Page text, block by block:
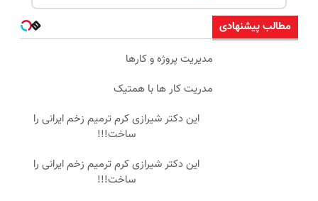
مطالب پیشنهادی
مدیریت پروژه و کارها
مدریت کار ها با همتیک
این دکتر شیرازی کرم ترمیم زخم ایرانی را
ساخت!!!
این دکتر شیرازی کرم ترمیم زخم ایرانی را
ساخت!!!